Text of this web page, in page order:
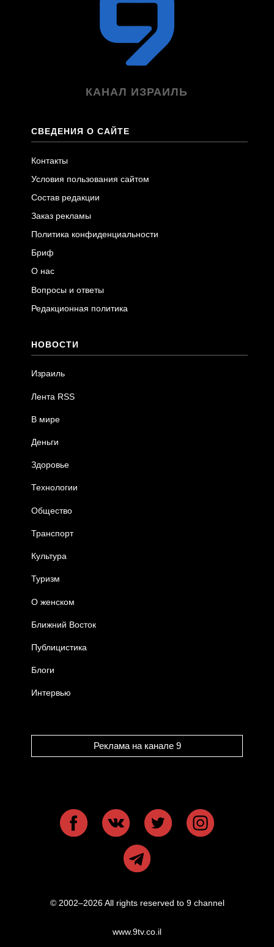
КАНАЛ ИЗРАИЛЬ
СВЕДЕНИЯ О САЙТЕ
Контакты
Условия пользования сайтом
Состав редакции
Заказ рекламы
Политика конфиденциальности
Бриф
О нас
Вопросы и ответы
Редакционная политика
НОВОСТИ
Израиль
Лента RSS
В мире
Деньги
Здоровье
Технологии
Общество
Транспорт
Культура
Туризм
О женском
Ближний Восток
Публицистика
Блоги
Интервью
Реклама на канале 9
© 2002–2026 All rights reserved to 9 channel
www.9tv.co.il